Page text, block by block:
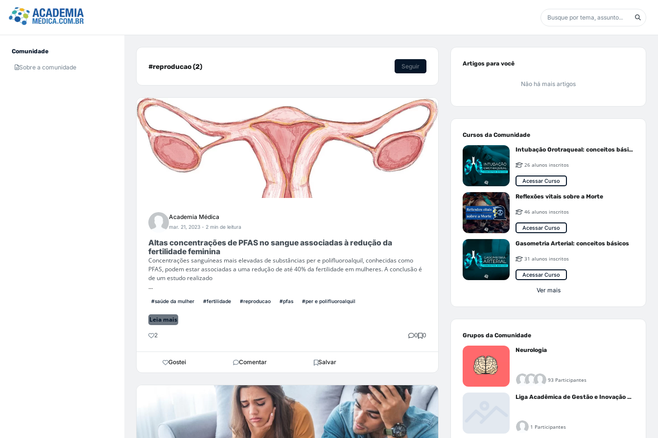
Comunidade
Sobre a comunidade #reproducao (2) Seguir
Academia Médica
mar. 21, 2023 - 2 min de leitura
Altas concentrações de PFAS no sangue associadas à redução da
fertilidade feminina
Concentrações sanguíneas mais elevadas de substâncias per e polifluoroalquil, conhecidas como
PFAS, podem estar associadas a uma redução de até 40% da fertilidade em mulheres. A conclusão é
de um estudo realizado
...
#saúde da mulher #fertilidade #reproducao #pfas #per e polifluoroalquil
Leia mais
2 0 0
Gostei Comentar Salvar
Artigos para você
Não há mais artigos
Cursos da Comunidade
Intubação Orotraqueal: conceitos básicos
26 alunos inscritos
Acessar Curso
Reflexões vitais sobre a Morte
46 alunos inscritos
Acessar Curso
Gasometria Arterial: conceitos básicos
31 alunos inscritos
Acessar Curso
Ver mais
Grupos da Comunidade
Neurologia
93 Participantes
Liga Acadêmica de Gestão e Inovação Médica - LAGIM
1 Participantes